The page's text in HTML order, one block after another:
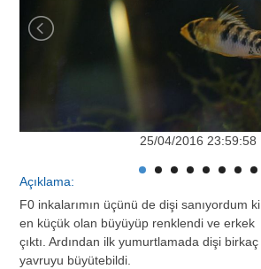
25/04/2016 23:59:58
Açıklama:
F0 inkalarımın üçünü de dişi sanıyordum ki
en küçük olan büyüyüp renklendi ve erkek
çıktı. Ardından ilk yumurtlamada dişi birkaç
yavruyu büyütebildi.